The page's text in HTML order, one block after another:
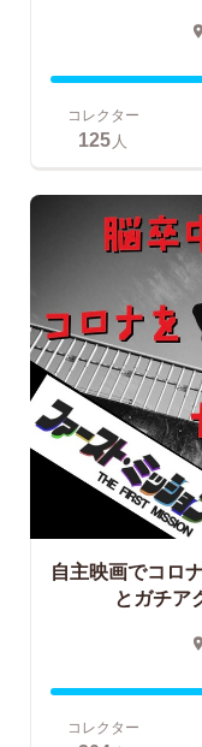
コレクター
125人
自主映画でコロ
とガチア
コレクター